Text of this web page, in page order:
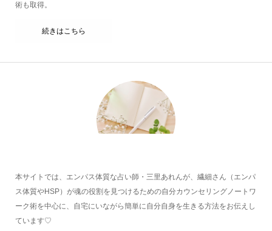
術も取得。
続きはこちら
本サイトでは、エンパス体質な占い師・三里あれんが、繊細さん（エンパ
ス体質やHSP）が魂の役割を見つけるための自分カウンセリングノートワ
ーク術を中心に、自宅にいながら簡単に自分自身を生きる方法をお伝えし
ています♡